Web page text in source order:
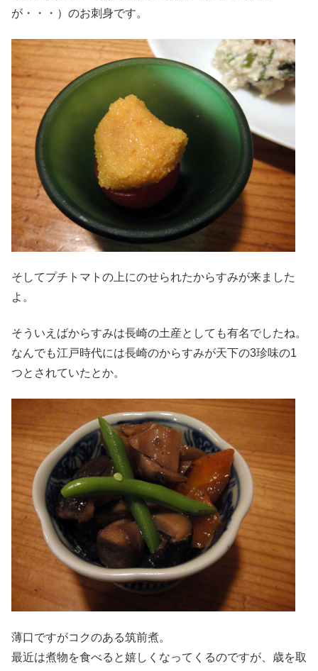
が・・・）のお刺身です。
そしてプチトマトの上にのせられたからすみが来ました
よ。
そういえばからすみは長崎の土産としても有名でしたね。
なんでも江戸時代には長崎のからすみが天下の3珍味の1
つとされていたとか。
薄口ですがコクのある筑前煮。
最近は煮物を食べると嬉しくなってくるのですが、歳を取